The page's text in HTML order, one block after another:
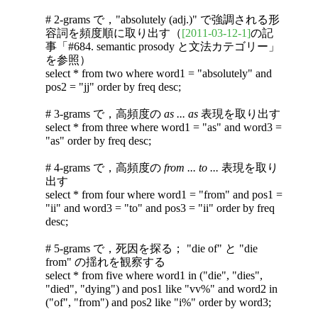
# 2-grams で，"absolutely (adj.)" で強調される形
容詞を頻度順に取り出す（[2011-03-12-1]の記
事「#684. semantic prosody と文法カテゴリー」
を参照）
select * from two where word1 = "absolutely" and
pos2 = "jj" order by freq desc;
# 3-grams で，高頻度の as ... as 表現を取り出す
select * from three where word1 = "as" and word3 =
"as" order by freq desc;
# 4-grams で，高頻度の from ... to ... 表現を取り
出す
select * from four where word1 = "from" and pos1 =
"ii" and word3 = "to" and pos3 = "ii" order by freq
desc;
# 5-grams で，死因を探る； "die of" と "die
from" の揺れを観察する
select * from five where word1 in ("die", "dies",
"died", "dying") and pos1 like "vv%" and word2 in
("of", "from") and pos2 like "i%" order by word3;